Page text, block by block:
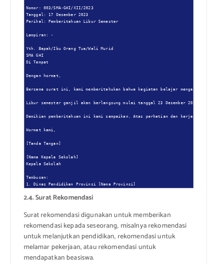
Nomor: 003/SMA-GHI/XII/2023
Tanggal: 17 Desember 2023
Perihal: Pemberitahuan Libur Semester
Lampiran: -
Yth. Bapak/Ibu Orang Tua/Wali Murid
SMA GHI
Di Tempat
Dengan hormat,
Bersama surat ini, kami memberitahukan bahwa kegiatan belajar mengajar
Libur semester ganjil akan berlangsung mulai tanggal 23 Desember 2023
Demikian pemberitahuan ini kami sampaikan. Atas perhatian dan kerjasamanya,
Hormat kami,
[Tanda Tangan]
[Nama Kepala Sekolah]
Kepala Sekolah
Tembusan:
1. Dinas Pendidikan Provinsi [Nama Provinsi]
2.4. Surat Rekomendasi
Surat rekomendasi digunakan untuk memberikan
rekomendasi kepada seseorang, misalnya rekomendasi
untuk melanjutkan pendidikan, rekomendasi untuk
melamar pekerjaan, atau rekomendasi untuk
mendapatkan beasiswa.